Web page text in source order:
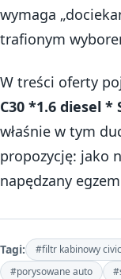
wymaga
trafionym
W treści oferty
C30 *1.6 diesel *
właśnie w tym
propozycję: jako
napędzany
Tagi: #filtr kabinowy
#porysowane auto